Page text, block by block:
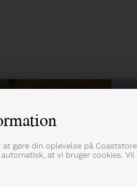
gøre din oplevelse på
at vi bruger cookies.